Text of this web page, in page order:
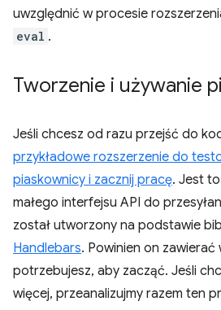
uwzględnić w procesie
eval .
Tworzenie i używanie
Jeśli chcesz od razu przejść do
przykładowe rozszerzenie do
piaskownicy i zacznij pracę. Jest
małego interfejsu API do
został utworzony na podstawie
Handlebars. Powinien on
potrzebujesz, aby zacząć. Jeśli
więcej, przeanalizujmy razem ten